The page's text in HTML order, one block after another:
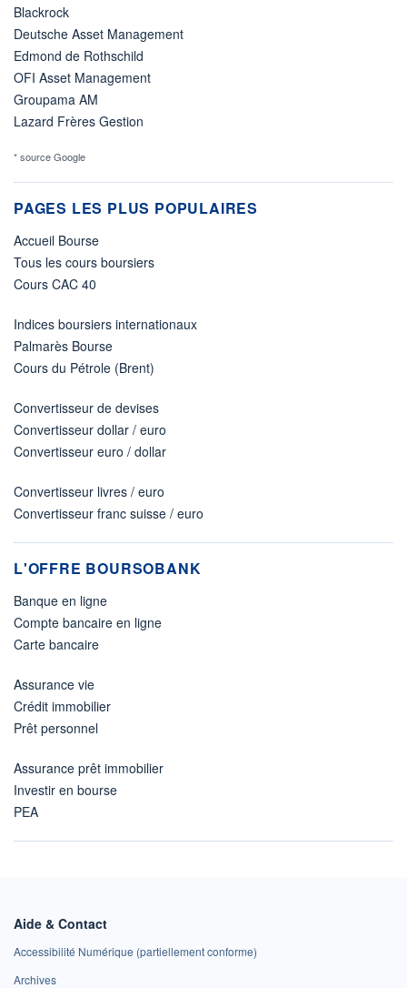
Blackrock
Deutsche Asset Management
Edmond de Rothschild
OFI Asset Management
Groupama AM
Lazard Frères Gestion
* source Google
PAGES LES PLUS POPULAIRES
Accueil Bourse
Tous les cours boursiers
Cours CAC 40
Indices boursiers internationaux
Palmarès Bourse
Cours du Pétrole (Brent)
Convertisseur de devises
Convertisseur dollar / euro
Convertisseur euro / dollar
Convertisseur livres / euro
Convertisseur franc suisse / euro
L'OFFRE BOURSOBANK
Banque en ligne
Compte bancaire en ligne
Carte bancaire
Assurance vie
Crédit immobilier
Prêt personnel
Assurance prêt immobilier
Investir en bourse
PEA
Aide & Contact
Accessibilité Numérique (partiellement conforme)
Archives